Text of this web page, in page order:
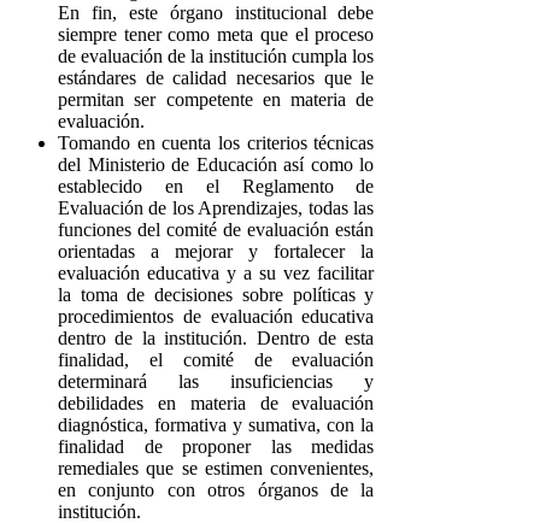
En fin, este órgano institucional debe
siempre tener como meta que el proceso
de evaluación de la institución cumpla los
estándares de calidad necesarios que le
permitan ser competente en materia de
evaluación.
Tomando en cuenta los criterios técnicas
del Ministerio de Educación así como lo
establecido en el Reglamento de
Evaluación de los Aprendizajes, todas las
funciones del comité de evaluación están
orientadas a mejorar y fortalecer la
evaluación educativa y a su vez facilitar
la toma de decisiones sobre políticas y
procedimientos de evaluación educativa
dentro de la institución. Dentro de esta
finalidad, el comité de evaluación
determinará las insuficiencias y
debilidades en materia de evaluación
diagnóstica, formativa y sumativa, con la
finalidad de proponer las medidas
remediales que se estimen convenientes,
en conjunto con otros órganos de la
institución.